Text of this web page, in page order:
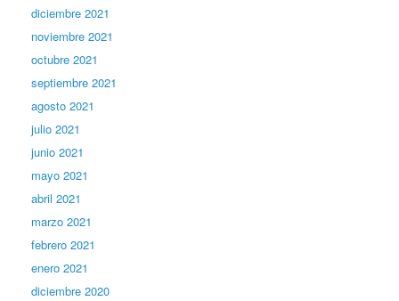
diciembre 2021
noviembre 2021
octubre 2021
septiembre 2021
agosto 2021
julio 2021
junio 2021
mayo 2021
abril 2021
marzo 2021
febrero 2021
enero 2021
diciembre 2020